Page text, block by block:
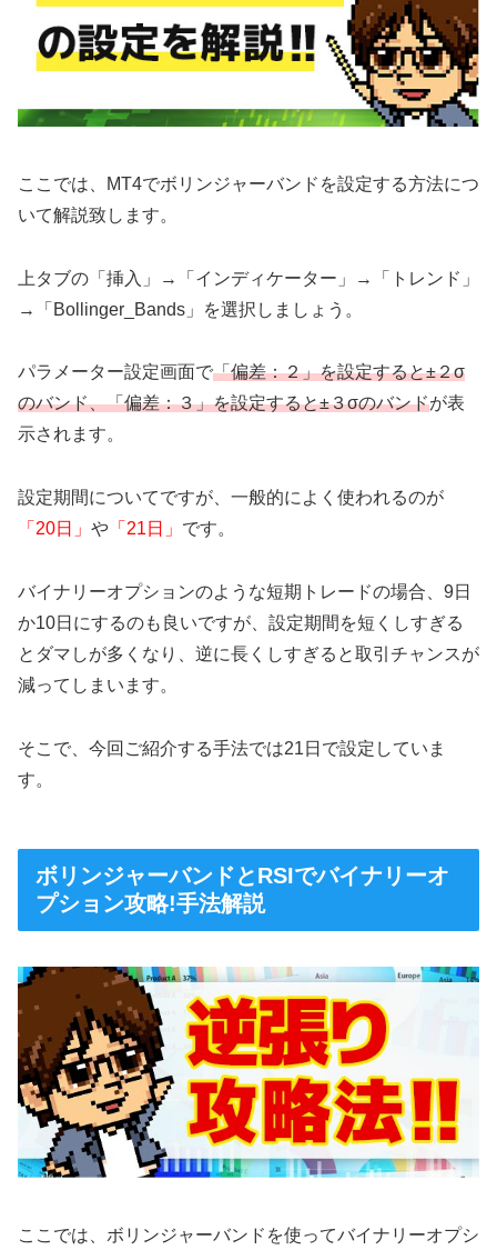
ここでは、MT4でボリンジャーバンドを設定する方法につ
いて解説致します。
上タブの「挿入」→「インディケーター」→「トレンド」
→「Bollinger_Bands」を選択しましょう。
パラメーター設定画面で「偏差：２」を設定すると±２σ
のバンド、「偏差：３」を設定すると±３σのバンドが表
示されます。
設定期間についてですが、一般的によく使われるのが
「20日」 や 「21日」 です。
バイナリーオプションのような短期トレードの場合、9日
か10日にするのも良いですが、設定期間を短くしすぎる
とダマしが多くなり、逆に長くしすぎると取引チャンスが
減ってしまいます。
そこで、今回ご紹介する手法では21日で設定していま
す。
ボリンジャーバンドとRSIでバイナリーオ
プション攻略!手法解説
ここでは、ボリンジャーバンドを使ってバイナリーオプシ